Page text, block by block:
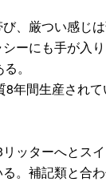
、厳つい感じ
ーにも手が入
。
年間生産され
ッターへとス
。補記類と合